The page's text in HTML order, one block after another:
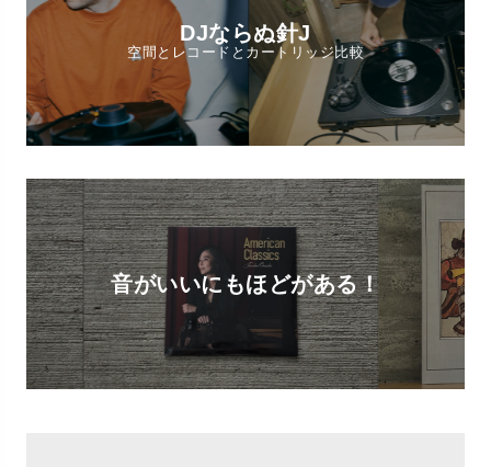
DJならぬ針J
空間とレコードとカートリッジ比較
音がいいにもほどがある！